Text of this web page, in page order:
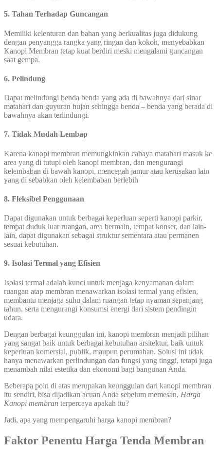
5. Tahan Terhadap Guncangan
Memiliki kelenturan dan bahan yang berkualitas juga didukung
dengan penyangga rangka yang ringan dan kokoh, menyebabkan
Kanopi Membran tetap kuat berdiri meski mengalami guncangan
saat gempa.
6. Pelindung
Dapat melindungi benda benda yang ada di bawahnya dari sinar
matahari dan guyuran hujan sehingga benda – benda yang berada di
bawahnya akan terlindungi.
7. Tidak Mudah Lembap
Karena kanopi membran memungkinkan cahaya matahari masuk ke
area yang di tutupi oleh kanopi membran, dan mengurangi
kelembaban di bawah kanopi, mencegah jamur atau kerusakan lain
yang di sebabkan oleh kelembaban berlebih
8. Fleksibel Penggunaan
Dapat digunakan untuk berbagai keperluan seperti kanopi parkir,
tempat duduk luar ruangan, area bermain, tempat konser, dan lain-
lain, dapat digunakan sebagai struktur sementara atau permanen
sesuai kebutuhan.
9. Isolasi Termal yang Efisien
Isolasi termal adalah kunci untuk menjaga kenyamanan dalam
ruangan atap membran menawarkan isolasi termal yang efisien,
membantu menjaga suhu dalam ruangan tetap nyaman sepanjang
tahun, serta mengurangi konsumsi energi dari sistem pendingin
udara.
Dengan berbagai keunggulan ini, kanopi membran menjadi pilihan
yang sangat baik untuk berbagai kebutuhan arsitektur, baik untuk
keperluan komersial, publik, maupun perumahan. Solusi ini tidak
hanya menawarkan perlindungan dan fungsi yang tinggi, tetapi juga
menambah nilai estetika dan ekonomi bagi bangunan Anda.
Beberapa poin di atas merupakan keunggulan dari kanopi membran
itu sendiri, bisa dijadikan acuan Anda sebelum memesan, Harga
Kanopi membran terpercaya apakah itu?
Jadi, apa yang mempengaruhi harga kanopi membran?
Faktor Penentu Harga Tenda Membran